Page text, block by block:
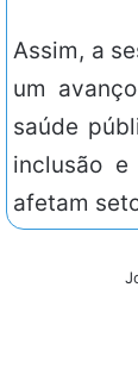
Assim, a
um
saúde
inclusão
afetam